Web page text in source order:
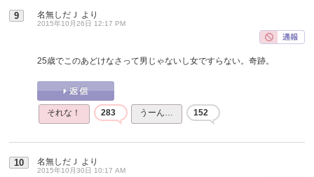
9 名無しだＪ より
2015年10月26日 12:17 PM
25歳でこのあどけなさって男じゃないし女ですらない。奇跡。
それな！ 283 うーん… 152
10 名無しだＪ より
2015年10月30日 10:17 AM